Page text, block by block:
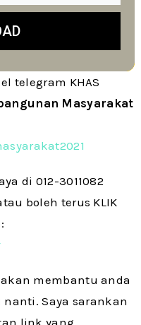
telegram KHAS
Masyarakat
di 012-3011082
boleh terus KLIK
membantu anda
Saya sarankan
link yang